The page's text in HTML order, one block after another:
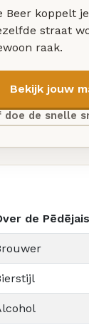
Beer koppelt
straat
raak.
Bekijk jouw
doe de snelle
de